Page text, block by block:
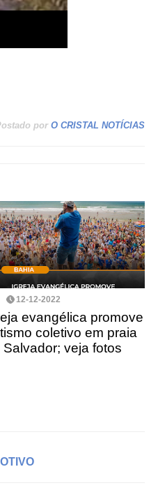
por O CRISTAL NOTÍCIAS
12-12-2022
evangélica promove
coletivo em praia
Salvador; veja fotos